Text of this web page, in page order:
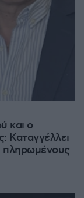
και ο
Καταγγέλλει
πληρωμένους